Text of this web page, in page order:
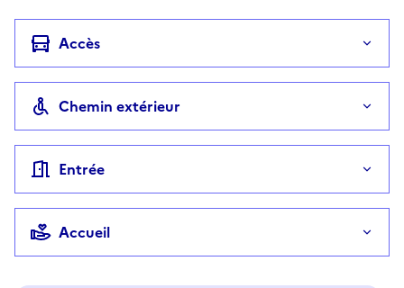
Accès
Chemin extérieur
Entrée
Accueil